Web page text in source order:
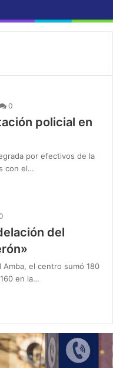
0
policial en
por efectivos de la
con el…
del
Amba, el centro sumó 180
en la…